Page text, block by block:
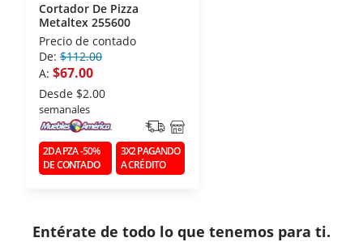
Cortador De Pizza
Metaltex 255600
Precio de contado
De: $112.00
A: $67.00
Desde $2.00
semanales
2DA PZA -50%
DE CONTADO
3X2 PAGANDO
A CRÉDITO
Entérate de todo lo que tenemos para ti.